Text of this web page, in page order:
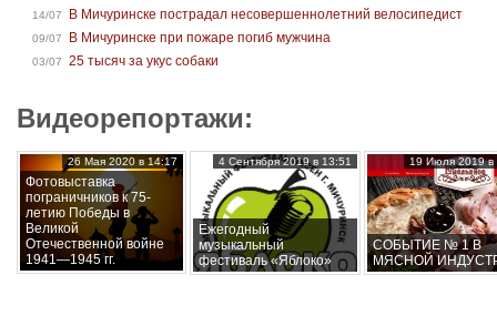
14/07 В Мичуринске пострадал несовершеннолетний велосипедист
09/07 В Мичуринске при пожаре погиб мужчина
03/07 25 тысяч за укус собаки
Видеорепортажи:
Фотовыставка
пограничников к 75-
летию Победы в
Великой
Отечественной войне
1941—1945 гг.
26 Мая 2020 в 14:17
Ежегодный
музыкальный
фестиваль «Яблоко»
4 Сентября 2019 в 13:51
СОБЫТИЕ № 1 В
МЯСНОЙ
19 Июля 2019 в